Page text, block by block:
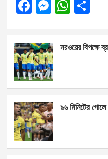
F
b
o
o
k
M
n
g
er
W
s
p
e
নরওয়ের বিপক্ষে
৯৬ মিনিটের